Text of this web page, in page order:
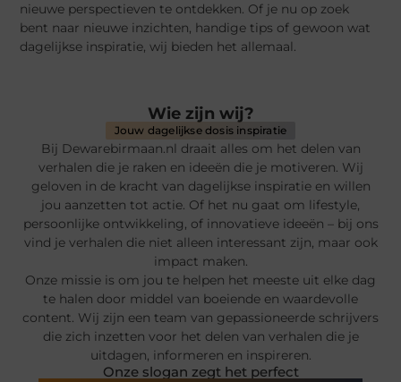
nieuwe perspectieven te ontdekken. Of je nu op zoek
bent naar nieuwe inzichten, handige tips of gewoon wat
dagelijkse inspiratie, wij bieden het allemaal.
Wie zijn wij?
Jouw dagelijkse dosis inspiratie
Bij Dewarebirmaan.nl draait alles om het delen van
verhalen die je raken en ideeën die je motiveren. Wij
geloven in de kracht van dagelijkse inspiratie en willen
jou aanzetten tot actie. Of het nu gaat om lifestyle,
persoonlijke ontwikkeling, of innovatieve ideeën – bij ons
vind je verhalen die niet alleen interessant zijn, maar ook
impact maken.
Onze missie is om jou te helpen het meeste uit elke dag
te halen door middel van boeiende en waardevolle
content. Wij zijn een team van gepassioneerde schrijvers
die zich inzetten voor het delen van verhalen die je
uitdagen, informeren en inspireren.
Onze slogan zegt het perfect